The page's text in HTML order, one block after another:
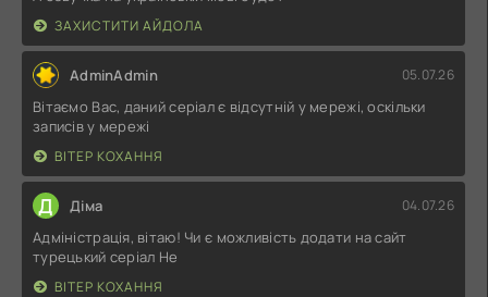
ЗАХИСТИТИ АЙДОЛА
AdminAdmin 05.07.26
Вітаємо Вас, даний серіал є відсутній у мережі, оскільки
записів у мережі
ВІТЕР КОХАННЯ
Д Діма 04.07.26
Адміністрація, вітаю! Чи є можливість додати на сайт
турецький серіал Не
ВІТЕР КОХАННЯ